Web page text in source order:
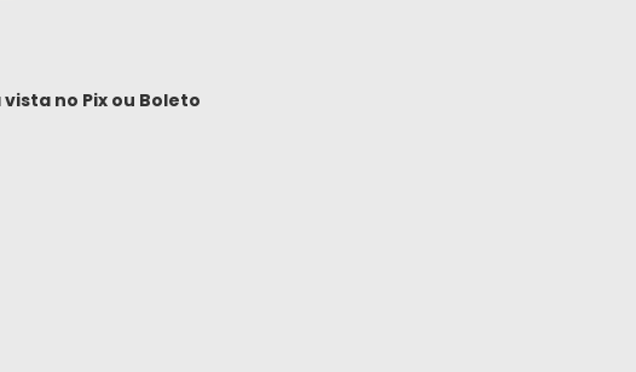
vista no Pix ou Boleto